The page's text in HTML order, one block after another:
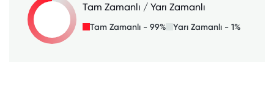
Tam Zamanlı / Yarı Zamanlı
Tam Zamanlı - 99% Yarı Zamanlı - 1%